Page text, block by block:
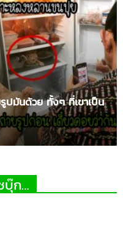
ปมันด้วย ทั้งๆ ที่เขาเป็น
บุ๊ก…